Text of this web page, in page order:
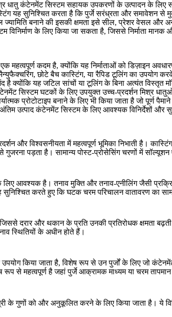
धातु कंटेनमेंट सिस्टम सहायक उपकरणों के उत्पादन के
यह सुनिश्चित करता है कि पुर्जे सरंध्रता और समावेशन से
बनाने की इसकी क्षमता इसे सील, प्रेशर वेसल और
विनिर्माण के लिए किया जा सकता है, जिससे निर्माता
महत्वपूर्ण कदम है, क्योंकि यह निर्माताओं को डिज़ाइन
,छोटे बैच कास्टिंग, यारैपिड टूलिंगका उपयोग
है क्योंकि यह जटिल सांचों या टूलिंग के बिना अत्यंत विस्तृत
सिस्टम घटकों के लिए उपयुक्त उच्च-प्रदर्शन मिश्र
प्रोटोटाइप बनाने के लिए भी किया जाता है जो पूर्ण
उत्पाद कंटेनमेंट सिस्टम के लिए आवश्यक विनिर्देशों और
और विश्वसनीयता में महत्वपूर्ण भूमिका निभाती है।
गुजरना पड़ता है। सामान्य पोस्ट-प्रोसेसिंग चरणों मेंसॉल्यूशन
के लिए आवश्यक है।तनाव मुक्तिऔरतनाव-एनीलिंगजैसी
करते हुए कि घटक चरम परिचालन वातावरण का
दरार और थकान के प्रति उनकी प्रतिरोधक क्षमता
स्थितियों के अधीन होते हैं।
किया जाता है, विशेष रूप से उन पुर्जों के लिए जो
रूप से महत्वपूर्ण है जहां पुर्जे आक्रामक माध्यम या चरम
के गुणों को और अनुकूलित करने के लिए किया जाता है। ये